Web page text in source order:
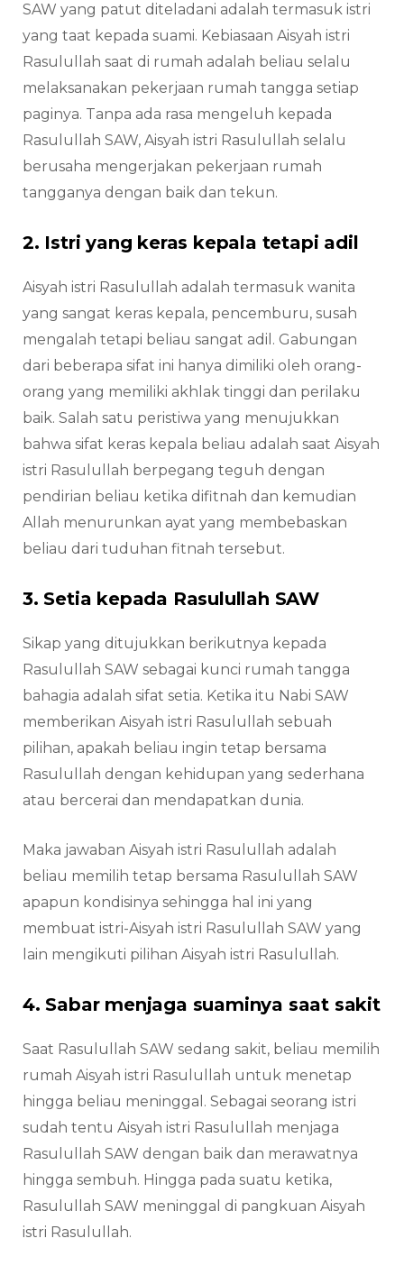
SAW yang patut diteladani adalah termasuk istri
yang taat kepada suami. Kebiasaan Aisyah istri
Rasulullah saat di rumah adalah beliau selalu
melaksanakan pekerjaan rumah tangga setiap
paginya. Tanpa ada rasa mengeluh kepada
Rasulullah SAW, Aisyah istri Rasulullah selalu
berusaha mengerjakan pekerjaan rumah
tangganya dengan baik dan tekun.
2. Istri yang keras kepala tetapi adil
Aisyah istri Rasulullah adalah termasuk wanita
yang sangat keras kepala, pencemburu, susah
mengalah tetapi beliau sangat adil. Gabungan
dari beberapa sifat ini hanya dimiliki oleh orang-
orang yang memiliki akhlak tinggi dan perilaku
baik. Salah satu peristiwa yang menujukkan
bahwa sifat keras kepala beliau adalah saat Aisyah
istri Rasulullah berpegang teguh dengan
pendirian beliau ketika difitnah dan kemudian
Allah menurunkan ayat yang membebaskan
beliau dari tuduhan fitnah tersebut.
3. Setia kepada Rasulullah SAW
Sikap yang ditujukkan berikutnya kepada
Rasulullah SAW sebagai kunci rumah tangga
bahagia adalah sifat setia. Ketika itu Nabi SAW
memberikan Aisyah istri Rasulullah sebuah
pilihan, apakah beliau ingin tetap bersama
Rasulullah dengan kehidupan yang sederhana
atau bercerai dan mendapatkan dunia.
Maka jawaban Aisyah istri Rasulullah adalah
beliau memilih tetap bersama Rasulullah SAW
apapun kondisinya sehingga hal ini yang
membuat istri-Aisyah istri Rasulullah SAW yang
lain mengikuti pilihan Aisyah istri Rasulullah.
4. Sabar menjaga suaminya saat sakit
Saat Rasulullah SAW sedang sakit, beliau memilih
rumah Aisyah istri Rasulullah untuk menetap
hingga beliau meninggal. Sebagai seorang istri
sudah tentu Aisyah istri Rasulullah menjaga
Rasulullah SAW dengan baik dan merawatnya
hingga sembuh. Hingga pada suatu ketika,
Rasulullah SAW meninggal di pangkuan Aisyah
istri Rasulullah.